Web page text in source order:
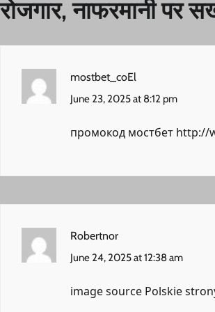
रोजगार, नाफरमानी पर
mostbet_coEl
June 23, 2025 at 8:12 pm
промокод мостбет http://
Robertnor
June 24, 2025 at 12:38 am
image source Polskie